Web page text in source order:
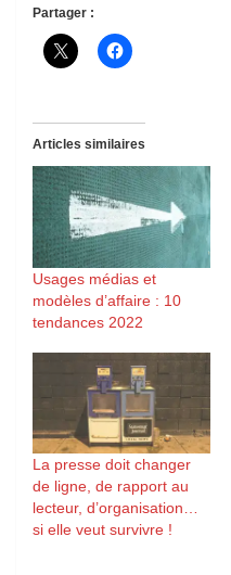
Partager :
Articles similaires
Usages médias et
modèles d’affaire : 10
tendances 2022
La presse doit changer
de ligne, de rapport au
lecteur, d’organisation…
si elle veut survivre !